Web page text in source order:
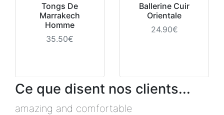
Tongs De
Marrakech
Homme
35.50€
Ballerine Cuir
Orientale
24.90€
Ce que disent nos clients...
amazing and comfortable